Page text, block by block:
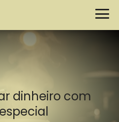
dinheiro com